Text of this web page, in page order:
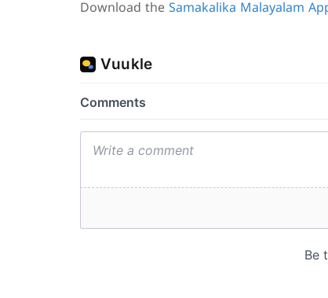
Download the Samakalika Malayalam